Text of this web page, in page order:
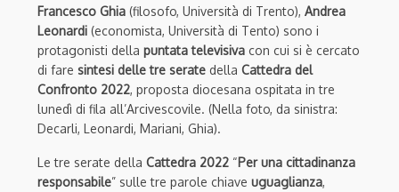
Francesco Ghia (filosofo, Università di Trento), Andrea
Leonardi (economista, Università di Tento) sono i
protagonisti della puntata televisiva con cui si è cercato
di fare sintesi delle tre serate della Cattedra del
Confronto 2022, proposta diocesana ospitata in tre
lunedì di fila all’Arcivescovile. (Nella foto, da sinistra:
Decarli, Leonardi, Mariani, Ghia).
Le tre serate della Cattedra 2022 “Per una cittadinanza
responsabile” sulle tre parole chiave uguaglianza,